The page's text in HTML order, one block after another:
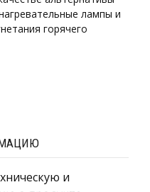
лампы и
горячего
и